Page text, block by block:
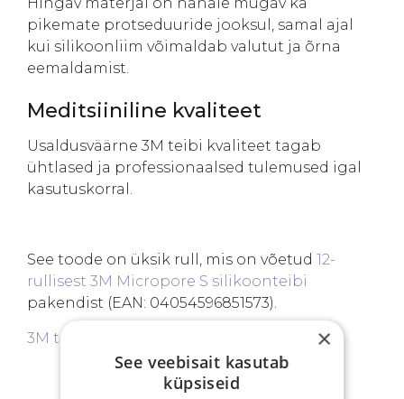
pikemate protseduuride jooksul, samal ajal
kui silikoonliim võimaldab valutut ja õrna
eemaldamist.
Meditsiiniline kvaliteet
Usaldusväärne 3M teibi kvaliteet tagab
ühtlased ja professionaalsed tulemused igal
kasutuskorral.
See toode on üksik rull, mis on võetud 12-
rullisest 3M Micropore S silikoonteibi
pakendist (EAN: 04054596851573).
3M tooteinfoleht ×
See veebisait kasutab
küpsiseid